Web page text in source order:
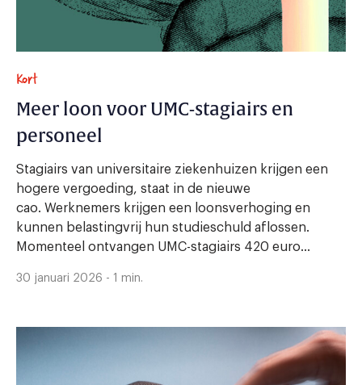
Kort
Meer loon voor UMC-stagiairs en
personeel
Stagiairs van universitaire ziekenhuizen krijgen een
hogere vergoeding, staat in de nieuwe
cao. Werknemers krijgen een loonsverhoging en
kunnen belastingvrij hun studieschuld aflossen.
Momenteel ontvangen UMC-stagiairs 420 euro...
30 januari 2026 - 1 min.